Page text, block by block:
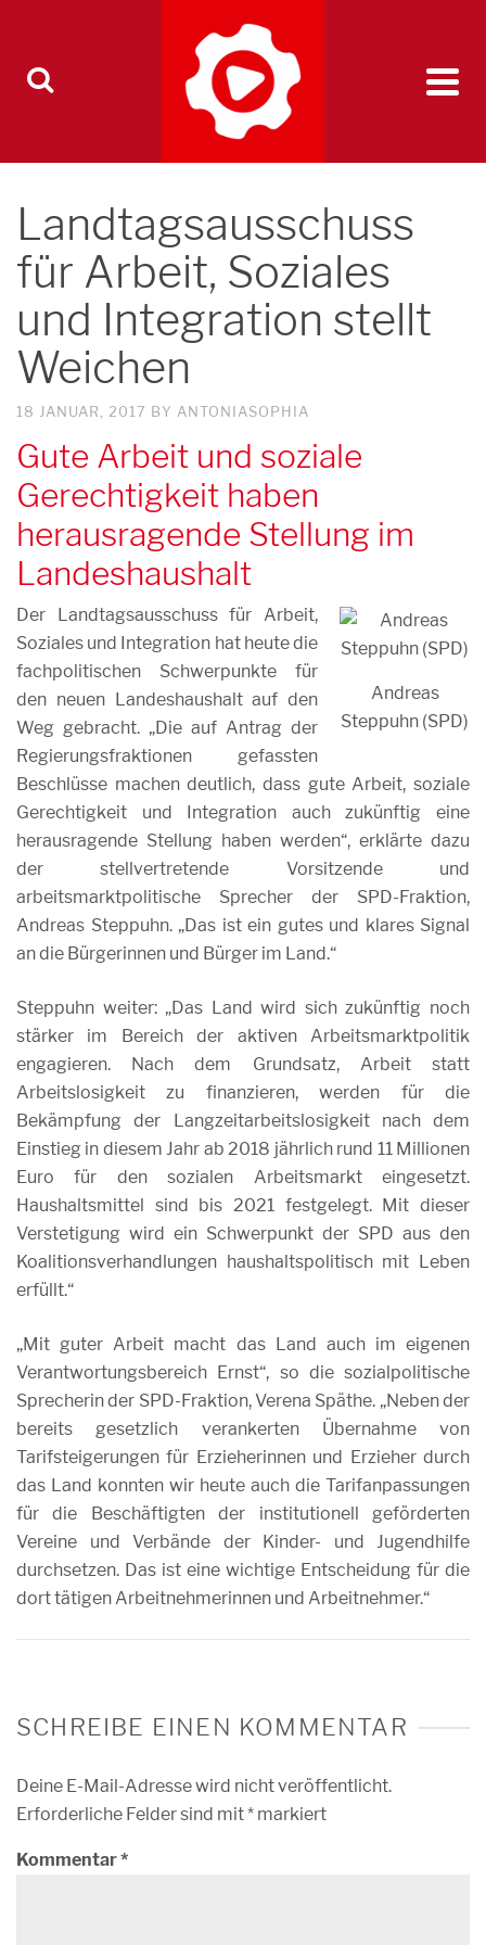
Landtagsausschuss
für Arbeit, Soziales
und Integration stellt
Weichen
18 JANUAR, 2017 BY ANTONIASOPHIA
Gute Arbeit und soziale
Gerechtigkeit haben
herausragende Stellung im
Landeshaushalt
Andreas
Steppuhn (SPD)
Der Landtagsausschuss für Arbeit,
Soziales und Integration hat heute die
fachpolitischen Schwerpunkte für
den neuen Landeshaushalt auf den
Weg gebracht. „Die auf Antrag der
Regierungsfraktionen gefassten
Beschlüsse machen deutlich, dass gute Arbeit, soziale
Gerechtigkeit und Integration auch zukünftig eine
herausragende Stellung haben werden“, erklärte dazu
der stellvertretende Vorsitzende und
arbeitsmarktpolitische Sprecher der SPD-Fraktion,
Andreas Steppuhn. „Das ist ein gutes und klares Signal
an die Bürgerinnen und Bürger im Land.“
Steppuhn weiter: „Das Land wird sich zukünftig noch
stärker im Bereich der aktiven Arbeitsmarktpolitik
engagieren. Nach dem Grundsatz, Arbeit statt
Arbeitslosigkeit zu finanzieren, werden für die
Bekämpfung der Langzeitarbeitslosigkeit nach dem
Einstieg in diesem Jahr ab 2018 jährlich rund 11 Millionen
Euro für den sozialen Arbeitsmarkt eingesetzt.
Haushaltsmittel sind bis 2021 festgelegt. Mit dieser
Verstetigung wird ein Schwerpunkt der SPD aus den
Koalitionsverhandlungen haushaltspolitisch mit Leben
erfüllt.“
„Mit guter Arbeit macht das Land auch im eigenen
Verantwortungsbereich Ernst“, so die sozialpolitische
Sprecherin der SPD-Fraktion, Verena Späthe. „Neben der
bereits gesetzlich verankerten Übernahme von
Tarifsteigerungen für Erzieherinnen und Erzieher durch
das Land konnten wir heute auch die Tarifanpassungen
für die Beschäftigten der institutionell geförderten
Vereine und Verbände der Kinder- und Jugendhilfe
durchsetzen. Das ist eine wichtige Entscheidung für die
dort tätigen Arbeitnehmerinnen und Arbeitnehmer.“
SCHREIBE EINEN KOMMENTAR
Deine E-Mail-Adresse wird nicht veröffentlicht.
Erforderliche Felder sind mit* markiert
Kommentar*